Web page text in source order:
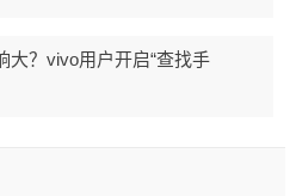
大？vivo用户开启“查找手